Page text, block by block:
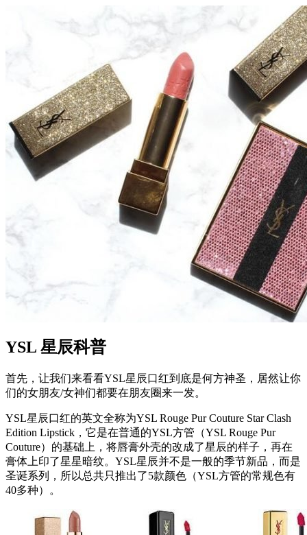
YSL 星辰科普
首先，让我们来看看YSL星辰口红到底是何方神圣，居然让你
们的女朋友/女神们都要在朋友圈来一发。
YSL星辰口红的英文全称为YSL Rouge Pur Couture Star Clash
Edition Lipstick，它是在普通的YSL方管（YSL Rouge Pur
Couture）的基础上，将唇膏外壳的改成了星辰的样子，再在
膏体上印了星星暗纹。YSL星辰并不是一般的季节新品，而是
圣诞系列，所以总共只推出了5款颜色（YSL方管的常规色有
40多种）。